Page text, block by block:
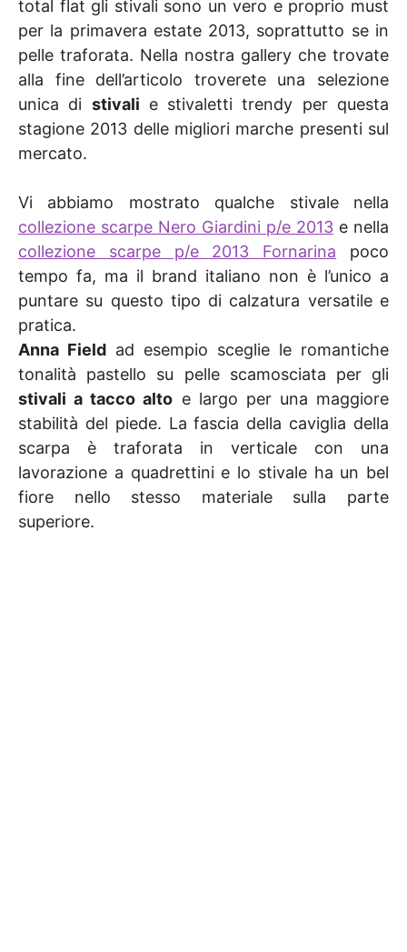
total flat gli stivali sono un vero e proprio must
per la primavera estate 2013, soprattutto se in
pelle traforata. Nella nostra gallery che trovate
alla fine dell’articolo troverete una selezione
unica di stivali e stivaletti trendy per questa
stagione 2013 delle migliori marche presenti sul
mercato.
Vi abbiamo mostrato qualche stivale nella
collezione scarpe Nero Giardini p/e 2013 e nella
collezione scarpe p/e 2013 Fornarina poco
tempo fa, ma il brand italiano non è l’unico a
puntare su questo tipo di calzatura versatile e
pratica.
Anna Field ad esempio sceglie le romantiche
tonalità pastello su pelle scamosciata per gli
stivali a tacco alto e largo per una maggiore
stabilità del piede. La fascia della caviglia della
scarpa è traforata in verticale con una
lavorazione a quadrettini e lo stivale ha un bel
fiore nello stesso materiale sulla parte
superiore.